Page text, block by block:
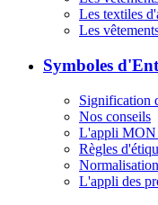
Les textiles
Les
Symboles
Signification
Nos conseils
L'appli
Règles
L'appli des